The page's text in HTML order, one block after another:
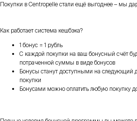
Покупки в Centropelle стали ещё выгоднее – мы
Как работает система кешбэка?
1 бонус = 1 рубль
С каждой покупки на ваш бонусный счёт
потраченной суммы в виде бонусов
Бонусы станут доступными на следующий
покупки
Бонусами можно оплатить любую покупку